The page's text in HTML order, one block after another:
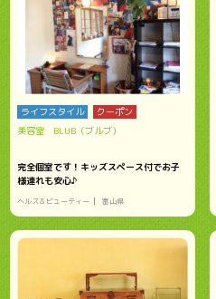
ライフスタイル
クーポン
美容室 BLUB（ブルブ）
完全個室です！キッズスペース付でお子
様連れも安心♪
ヘルス＆ビューティー 富山県